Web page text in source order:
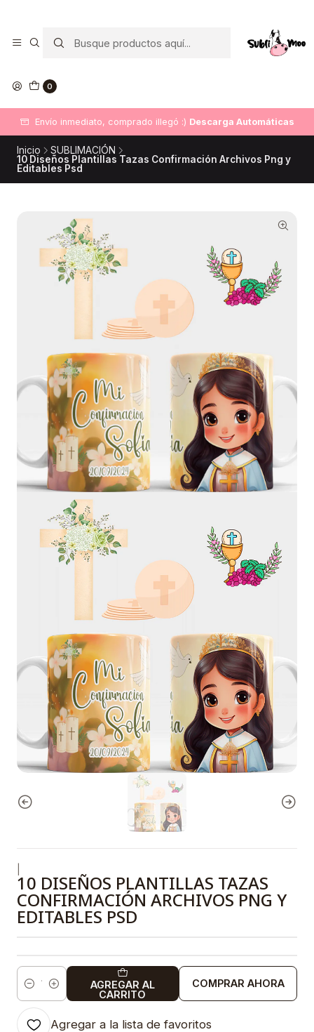
0
Envío inmediato, comprado illegó :) Descarga Automáticas
Inicio
SUBLIMACIÓN
10 Diseños Plantillas Tazas Confirmación Archivos Png y
Editables Psd
10 DISEÑOS PLANTILLAS TAZAS
CONFIRMACIÓN ARCHIVOS PNG Y
EDITABLES PSD
Cantidad
AGREGAR AL
CARRITO
COMPRAR AHORA
Agregar a la lista de favoritos